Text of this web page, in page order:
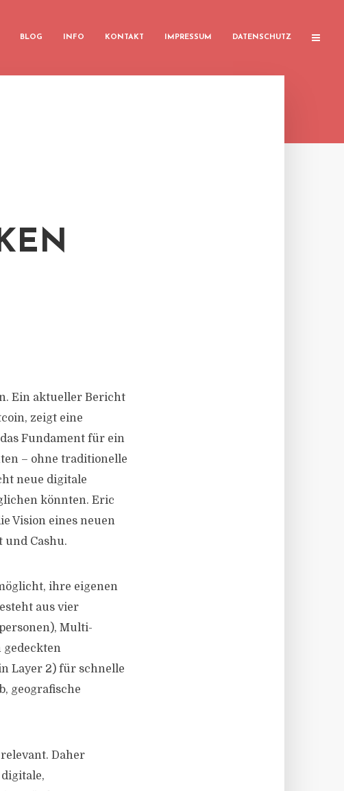
BLOG INFO KONTAKT IMPRESSUM DATENSCHUTZ
Ein aktueller Bericht
zeigt eine
Fundament für ein
– ohne traditionelle
neue digitale
könnten. Eric
Vision eines neuen
und Cashu.
ihre eigenen
aus vier
Multi-
gedeckten
Layer 2) für schnelle
geografische
Daher